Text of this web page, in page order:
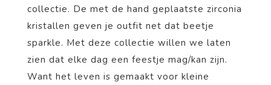
collectie. De met de hand geplaatste zirconia
kristallen geven je outfit net dat beetje
sparkle. Met deze collectie willen we laten
zien dat elke dag een feestje mag/kan zijn.
Want het leven is gemaakt voor kleine